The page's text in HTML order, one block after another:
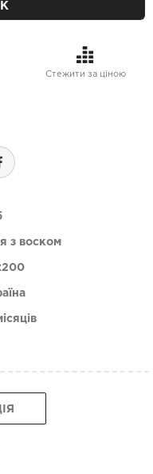
Стежити за ціною
з воском